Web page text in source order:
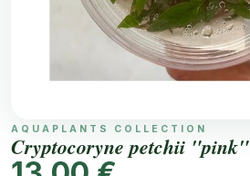
AQUAPLANTS COLLECTION
Cryptocoryne petchii "pink"